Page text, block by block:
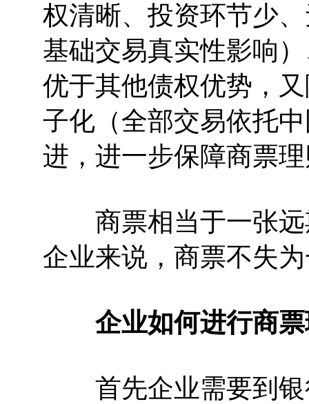
权清晰、投资环节少
基础交易真实性影响
优于其他债权优势，
子化（全部交易依托
进，进一步保障商票
商票相当于一张远
企业来说，商票不失
企业如何进行商票
首先企业需要到银